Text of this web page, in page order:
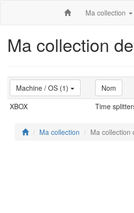
Ma collection
Ma collection
Machine / OS (1) Nom
XBOX
Time
Ma collection Ma collection